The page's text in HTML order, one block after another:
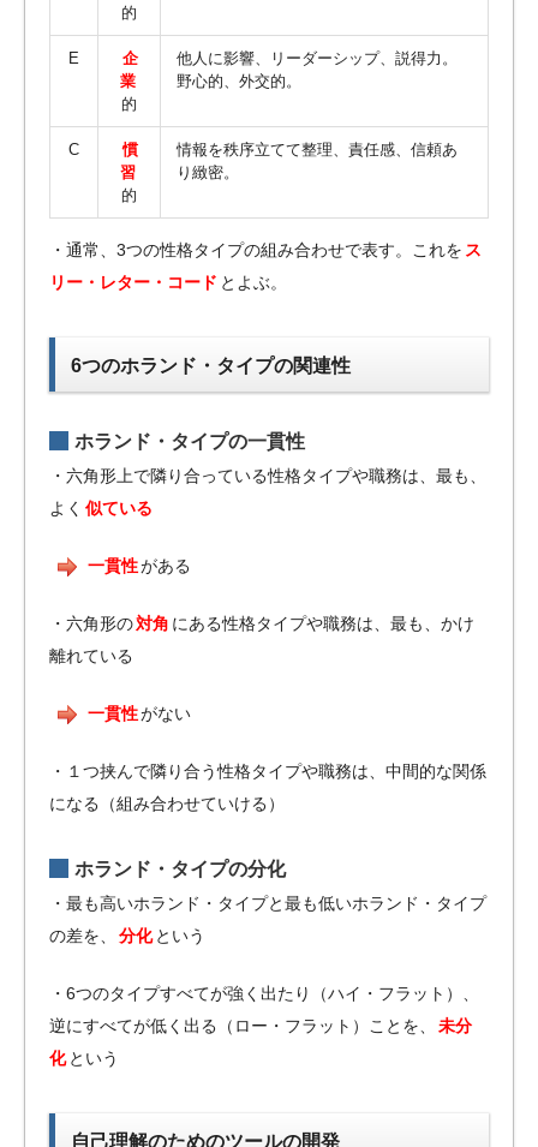
的
E
企
業
的
他人に影響、リーダーシップ、説得力。
野心的、外交的。
C
慣
習
的
情報を秩序立てて整理、責任感、信頼あ
り緻密。
・通常、3つの性格タイプの組み合わせで表す。これを ス
リー・レター・コード とよぶ。
6つのホランド・タイプの関連性
ホランド・タイプの一貫性
・六角形上で隣り合っている性格タイプや職務は、最も、
よく 似ている
一貫性がある
・六角形の対角 にある性格タイプや職務は、最も、かけ
離れている
一貫性がない
・１つ挟んで隣り合う性格タイプや職務は、中間的な関係
になる（組み合わせていける）
ホランド・タイプの分化
・最も高いホランド・タイプと最も低いホランド・タイプ
の差を、
分化 という
・6つのタイプすべてが強く出たり（ハイ・フラット）、
逆にすべてが低く出る（ロー・フラット）ことを、
未分
化 という
自己理解のためのツールの開発